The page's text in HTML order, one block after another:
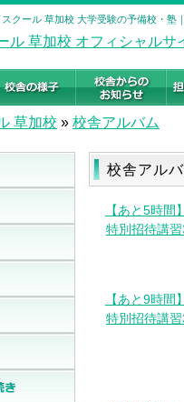
クール 草加校 大学受験の予備校・塾
草加校 » 校舎アルバム
校舎アル
【あと5時間
特別招待講習
【あと9時間
特別招待講習